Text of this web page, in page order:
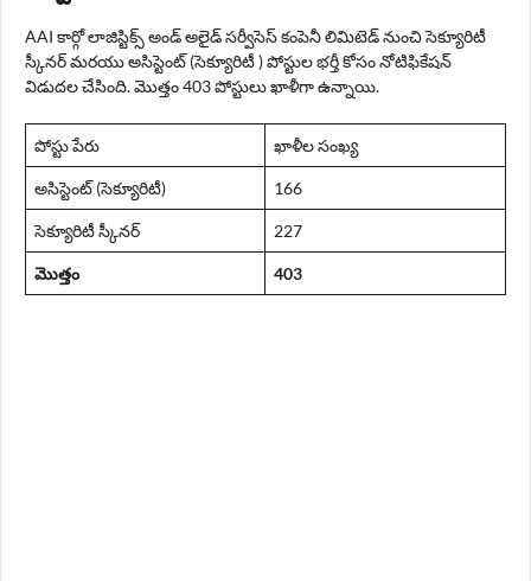
AAI కార్గో లాజిస్టిక్స్ అండ్ అలైడ్ సర్వీసెస్ కంపెనీ లిమిటెడ్ నుంచి సెక్యూరిటీ
స్కీనర్ మరయు అసిస్టెంట్ (సెక్యూరిటీ ) పోస్టుల భర్తీ కోసం నోటిఫికేషన్
విడుదల చేసింది. మొత్తం 403 పోస్టులు ఖాళీగా ఉన్నాయి.
పోస్టు పేరు ఖాళీల సంఖ్య
అసిస్టెంట్ (సెక్యూరిటీ) 166
సెక్యూరిటీ స్కీనర్ 227
మొత్తం 403